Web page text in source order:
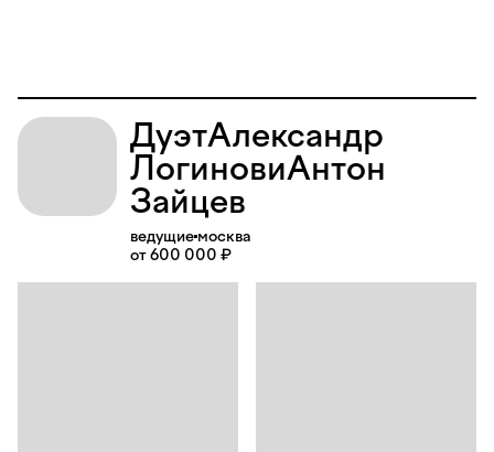
ДуэтАлександр
ЛогиновиАнтон
Зайцев
ведущие москва
от 600 000 ₽